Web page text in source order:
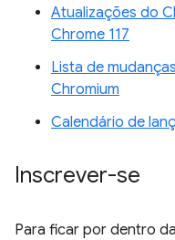
Atualizações do
Chrome 117
Lista de
Chromium
Calendário de
Inscrever-se
Para ficar por dentro